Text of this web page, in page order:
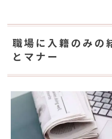
職場に入籍のみの
とマナー